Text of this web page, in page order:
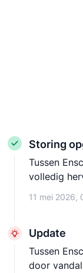
Storing
Tussen
volledig
11 mei 2026,
Update
Tussen
door